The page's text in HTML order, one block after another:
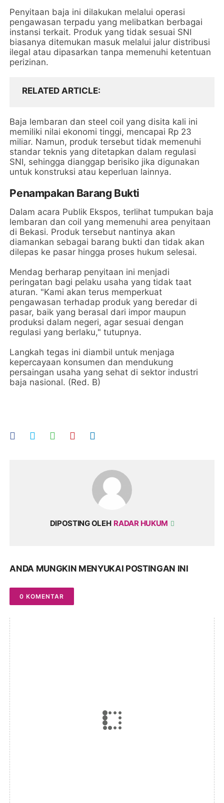
Penyitaan baja ini dilakukan melalui operasi
pengawasan terpadu yang melibatkan berbagai
instansi terkait. Produk yang tidak sesuai SNI
biasanya ditemukan masuk melalui jalur distribusi
ilegal atau dipasarkan tanpa memenuhi ketentuan
perizinan.
RELATED ARTICLE
Baja lembaran dan steel coil yang disita kali ini
memiliki nilai ekonomi tinggi, mencapai Rp 23
miliar. Namun, produk tersebut tidak memenuhi
standar teknis yang ditetapkan dalam regulasi
SNI, sehingga dianggap berisiko jika digunakan
untuk konstruksi atau keperluan lainnya.
Penampakan Barang Bukti
Dalam acara Publik Ekspos, terlihat tumpukan baja
lembaran dan coil yang memenuhi area penyitaan
di Bekasi. Produk tersebut nantinya akan
diamankan sebagai barang bukti dan tidak akan
dilepas ke pasar hingga proses hukum selesai.
Mendag berharap penyitaan ini menjadi
peringatan bagi pelaku usaha yang tidak taat
aturan. "Kami akan terus memperkuat
pengawasan terhadap produk yang beredar di
pasar, baik yang berasal dari impor maupun
produksi dalam negeri, agar sesuai dengan
regulasi yang berlaku," tutupnya.
Langkah tegas ini diambil untuk menjaga
kepercayaan konsumen dan mendukung
persaingan usaha yang sehat di sektor industri
baja nasional. (Red. B)
DIPOSTING OLEH RADAR HUKUM
ANDA MUNGKIN MENYUKAI POSTINGAN INI
0 KOMENTAR